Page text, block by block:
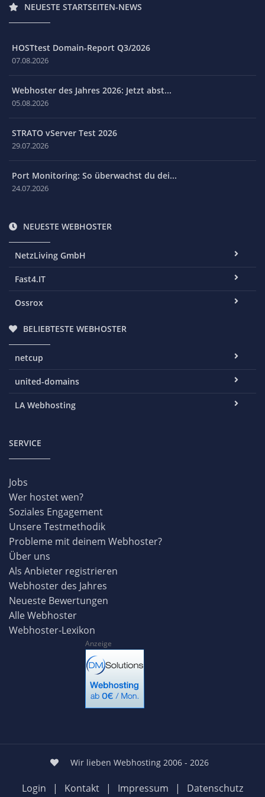
NEUESTE STARTSEITEN-NEWS
HOSTtest Domain-Report Q3/2026
07.08.2026
Webhoster des Jahres 2026: Jetzt abst...
05.08.2026
STRATO vServer Test 2026
29.07.2026
Port Monitoring: So überwachst du dei...
24.07.2026
NEUESTE WEBHOSTER
NetzLiving GmbH
Fast4.IT
Ossrox
BELIEBTESTE WEBHOSTER
netcup
united-domains
LA Webhosting
SERVICE
Jobs
Wer hostet wen?
Soziales Engagement
Unsere Testmethodik
Probleme mit deinem Webhoster?
Über uns
Als Anbieter registrieren
Webhoster des Jahres
Neueste Bewertungen
Alle Webhoster
Webhoster-Lexikon
Anzeige
Wir lieben Webhosting 2006 - 2026
Login | Kontakt | Impressum |
Datenschutz